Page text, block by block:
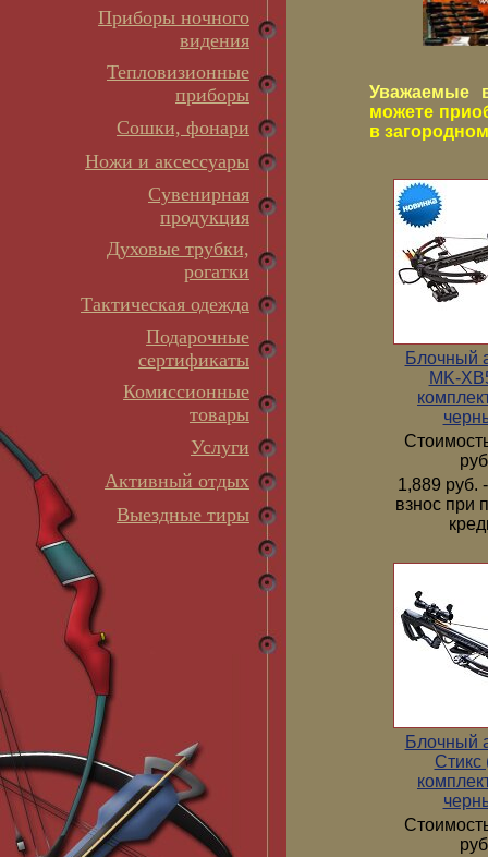
Приборы ночного
видения
Тепловизионные
приборы
Сошки, фонари
Ножи и аксессуары
Сувенирная
продукция
Духовые трубки,
рогатки
Тактическая одежда
Подарочные
сертификаты
Комиссионные
товары
Услуги
Активный отдых
Выездные тиры
Уважаемые
можете
в
Блочный
MK-
1,889 руб.
взнос при
Блочный
Стикс